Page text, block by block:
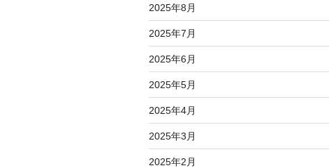
2025年8月
2025年7月
2025年6月
2025年5月
2025年4月
2025年3月
2025年2月